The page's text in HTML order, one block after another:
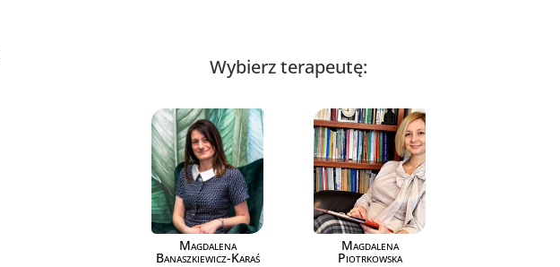
Wybierz terapeutę:
Magdalena
Banaszkiewicz-Karaś
Magdalena
Piotrkowska